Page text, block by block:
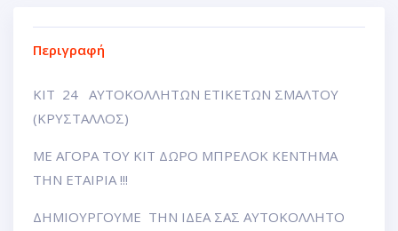
Περιγραφή
ΚΙΤ 24 ΑΥΤΟΚΟΛΛΗΤΩΝ ΕΤΙΚΕΤΩΝ ΣΜΑΛΤΟΥ
(ΚΡΥΣΤΑΛΛΟΣ)
ΜΕ ΑΓΟΡΑ ΤΟΥ ΚΙΤ ΔΩΡΟ ΜΠΡΕΛΟΚ ΚΕΝΤΗΜΑ
ΤΗΝ ΕΤΑΙΡΙΑ !!!
ΔΗΜΙΟΥΡΓΟΥΜΕ ΤΗΝ ΙΔΕΑ ΣΑΣ ΑΥΤΟΚΟΛΛΗΤΟ